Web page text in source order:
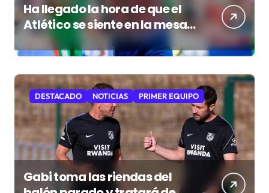
Ha llegado la hora de que el
Atlético se siente en la mesa
de los grandes
DESTACADO NOTICIAS PRIMER EQUIPO
Gabi toma las riendas del